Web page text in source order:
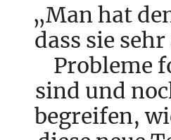
Man hat
dass sie
Probleme
sind und
begreifen,